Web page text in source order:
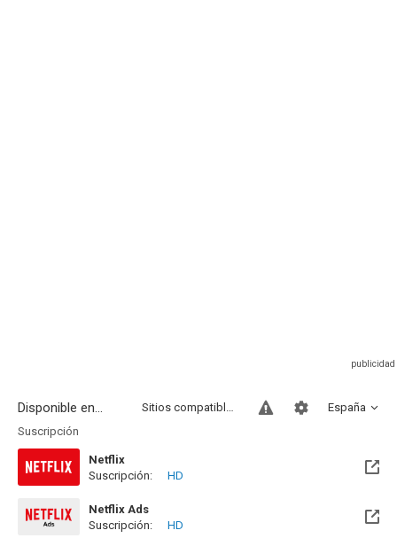
Disponible en... España
Sitios compatibles
Suscripción
Netflix
Suscripción:
HD
Netflix Ads
Suscripción:
HD